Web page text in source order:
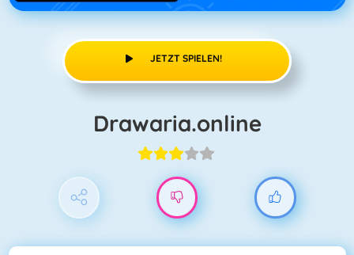
JETZT SPIELEN!
Drawaria.online